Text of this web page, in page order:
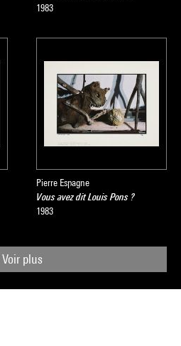
1983
Pierre Espagne
Vous avez dit Louis Pons ?
1983
Voir plus